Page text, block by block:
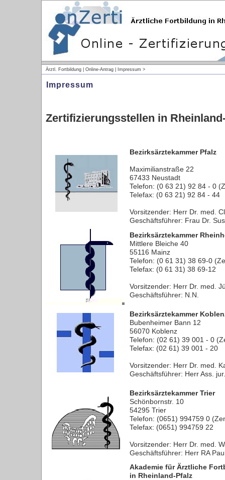
Ärztl. Fortbildung | Online-Antrag | Impressum >
Impressum
Zertifizierungsstellen in
Bezirksärztekammer Pfalz
Maximilianstraße 22
67433 Neustadt
Telefon: (0 63 21) 92 84 - 0
Telefax: (0 63 21) 92 84 - 44
Vorsitzender: Herr Dr. med.
Geschäftsführer: Frau Dr.
Bezirksärztekammer
Mittlere Bleiche 40
55116 Mainz
Telefon: (0 61 31) 38 69-0
Telefax: (0 61 31) 38 69-12
Vorsitzender: Herr Dr. med.
Geschäftsführer: N.N.
Bezirksärztekammer
Bubenheimer Bann 12
56070 Koblenz
Telefon: (02 61) 39 001 - 0
Telefax: (02 61) 39 001 - 20
Vorsitzender: Herr Dr. med.
Geschäftsführer: Herr Ass.
Bezirksärztekammer Trier
Schönbornstr. 10
54295 Trier
Telefon: (0651) 994759 0
Telefax: (0651) 994759 22
Vorsitzender: Herr Dr. med.
Geschäftsführer: Herr RA
Akademie für Ärztliche
in Rheinland-Pfalz